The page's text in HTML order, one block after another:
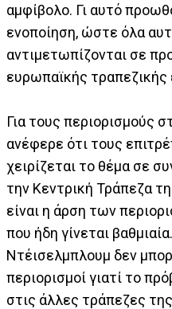
αμφίβολο. Γι αυτό
ενοποίηση, ώστε όλα
αντιμετωπίζονται σε
ευρωπαϊκής τραπεζικής
Για τους περιορισμούς
ανέφερε ότι τους
χειρίζεται το θέμα σε
την Κεντρική Τράπεζα
είναι η άρση των
που ήδη γίνεται
Ντέισελμπλουμ δεν
περιορισμοί γιατί το
στις άλλες τράπεζες